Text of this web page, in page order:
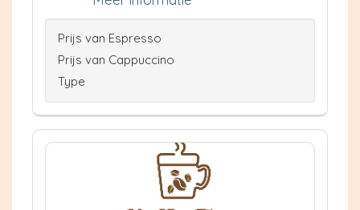
Prijs van Espresso
Prijs van Cappuccino
Type